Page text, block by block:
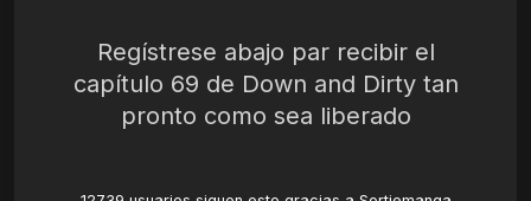
Regístrese abajo par recibir el
capítulo 69 de Down and Dirty tan
pronto como sea liberado